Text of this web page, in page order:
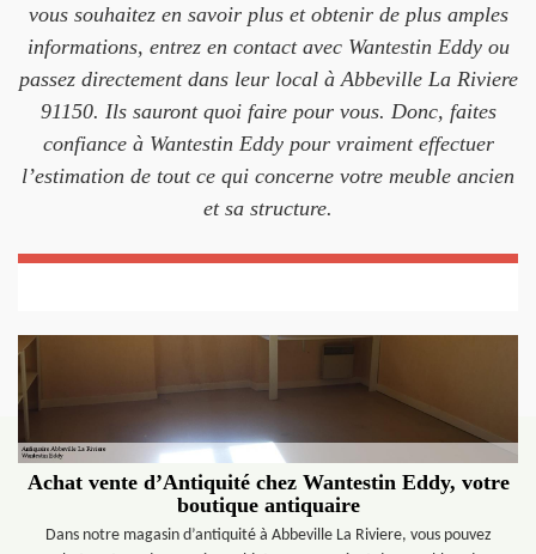
vous souhaitez en savoir plus et obtenir de plus amples
informations, entrez en contact avec Wantestin Eddy ou
passez directement dans leur local à Abbeville La Riviere
91150. Ils sauront quoi faire pour vous. Donc, faites
confiance à Wantestin Eddy pour vraiment effectuer
l’estimation de tout ce qui concerne votre meuble ancien
et sa structure.
Achat vente d’Antiquité chez Wantestin Eddy, votre
boutique antiquaire
Dans notre magasin d’antiquité à Abbeville La Riviere, vous pouvez